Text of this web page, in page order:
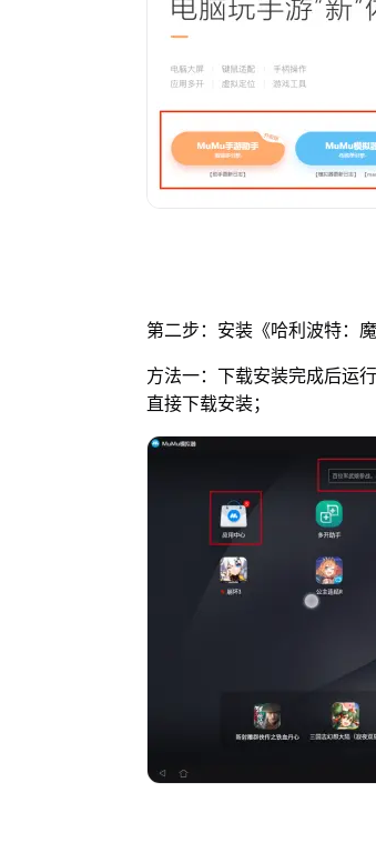
第二步：安装《哈利波特：
方法一：下载安装完成后运
直接下载安装；